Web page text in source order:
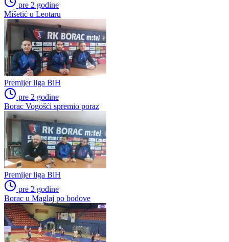
pre 2 godine
Mišetić u Leotaru
Premijer liga BiH
pre 2 godine
Borac Vogošći spremio poraz
Premijer liga BiH
pre 2 godine
Borac u Maglaj po bodove